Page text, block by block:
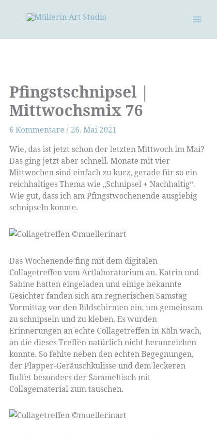
Pfingstschnipsel |
Mittwochsmix 76
6 Kommentare / 26. Mai 2021
Wie, das ist jetzt schon der letzten Mittwoch im Mai?
Das ging jetzt aber schnell. Monate mit vier
Mittwochen sind einfach zu kurz, gerade für so ein
reichhaltiges Thema wie „Schnipsel + Nachhaltig“.
Wie gut, dass ich am Pfingstwochenende ausgiebig
schnipseln konnte.
Das Wochenende fing mit dem digitalen
Collagetreffen vom Artlaboratorium an. Katrin und
Sabine hatten eingeladen und einige bekannte
Gesichter fanden sich am regnerischen Samstag
Vormittag vor den Bildschirmen ein, um gemeinsam
zu schnipseln und zu kleben. Es wurden
Erinnerungen an echte Collagetreffen in Köln wach,
an die dieses Treffen natürlich nicht heranreichen
konnte. So fehlte neben den echten Begegnungen,
der Plapper-Geräuschkulisse und dem leckeren
Buffet besonders der Sammeltisch mit
Collagematerial zum tauschen.